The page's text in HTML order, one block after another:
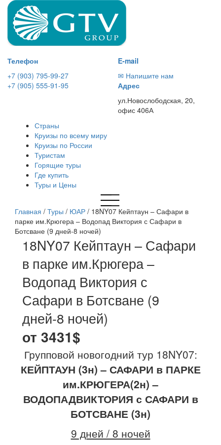
Телефон
+7 (903) 795-99-27
+7 (905) 555-91-95
E-mail
✉ Напишите нам
Адрес
ул.Новослободская, 20,
офис 406А
Страны
Круизы по всему миру
Круизы по России
Туристам
Горящие туры
Где купить
Туры и Цены
Главная / Туры / ЮАР / 18NY07 Кейптаун – Сафари в
парке им.Крюгера – Водопад Виктория с Сафари в
Ботсване (9 дней-8 ночей)
18NY07 Кейптаун – Сафари
в парке им.Крюгера –
Водопад Виктория с
Сафари в Ботсване (9
дней-8 ночей)
от 3431$
Групповой новогодний тур 18NY07:
КЕЙПТАУН (3н) – САФАРИ в ПАРКЕ
им.КРЮГЕРА(2н) –
ВОДОПАДВИКТОРИЯ с САФАРИ в
БОТСВАНЕ (3н)
9 дней / 8 ночей